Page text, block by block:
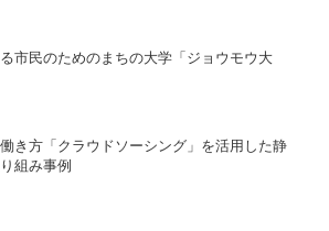
市民のためのまちの大学「ジョウモウ大
き方「クラウドソーシング」を活用した静
組み事例